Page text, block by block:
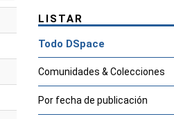
LISTAR
Todo DSpace
Comunidades & Colecciones
Por fecha de publicación